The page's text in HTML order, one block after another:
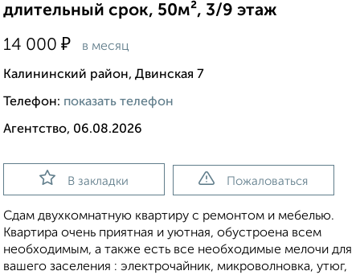
длительный срок, 50м², 3/9 этаж
14 000 ₽ в месяц
Калининский район, Двинская 7
Телефон: показать телефон
Агентство, 06.08.2026
В закладки Пожаловаться
Сдам двухкомнатную квартиру с ремонтом и мебелью.
Квартира очень приятная и уютная, обустроена всем
необходимым, а также есть все необходимые мелочи для
вашего заселения : электрочайник, микроволновка, утюг,